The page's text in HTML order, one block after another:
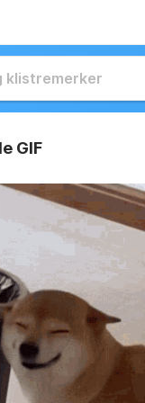
GIF